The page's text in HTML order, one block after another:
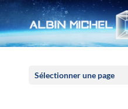
Sélectionner une page
Panneau de gestion des cookies